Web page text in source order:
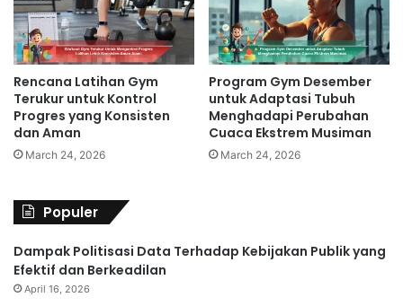
Rencana Latihan Gym
Terukur untuk Kontrol
Progres yang Konsisten
dan Aman
March 24, 2026
Program Gym Desember
untuk Adaptasi Tubuh
Menghadapi Perubahan
Cuaca Ekstrem Musiman
March 24, 2026
Populer
Dampak Politisasi Data Terhadap Kebijakan Publik yang
Efektif dan Berkeadilan
April 16, 2026